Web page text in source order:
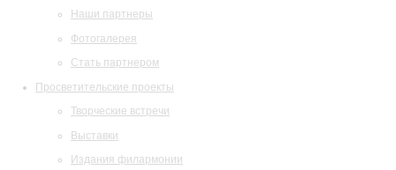
Наши партнеры
Фотогалерея
Стать партнером
Просветительские проекты
Творческие встречи
Выставки
Издания филармонии